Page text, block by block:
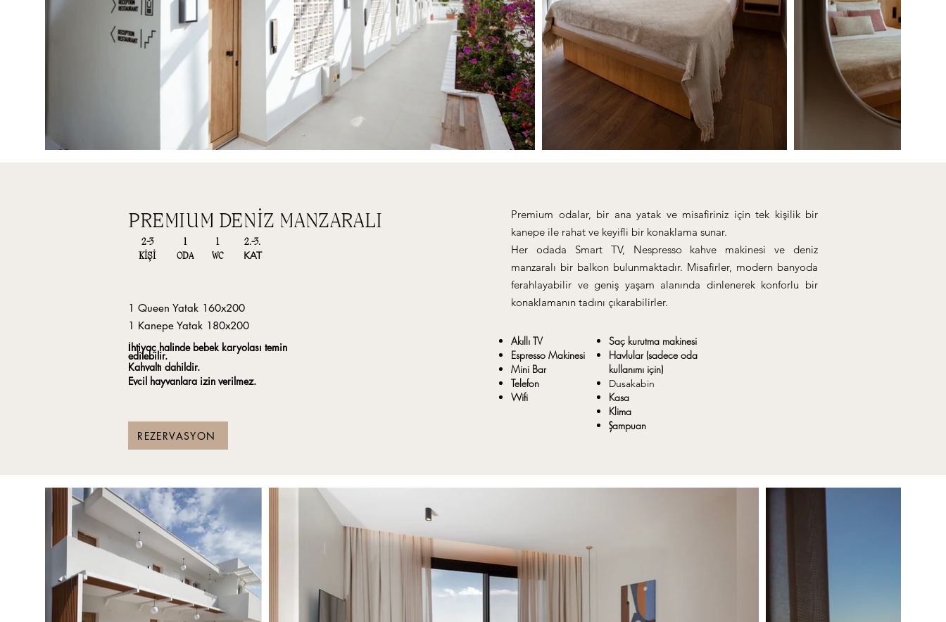
PREMIUM DENİZ MANZARALI
2-3
KİŞİ
1
ODA
1
WC
2.-3.
KAT
1 Queen Yatak 160x200
1 Kanepe Yatak 180x200
İhtiyaç halinde bebek karyolası temin
edilebilir.
Kahvaltı dahildir.
Evcil hayvanlara izin verilmez.
REZERVASYON
Premium odalar, bir ana yatak ve misafiriniz için tek kişilik bir
kanepe ile rahat ve keyifli bir konaklama sunar.
Her odada Smart TV, Nespresso kahve makinesi ve deniz
manzaralı bir balkon bulunmaktadır. Misafirler, modern banyoda
ferahlayabilir ve geniş yaşam alanında dinlenerek konforlu bir
konaklamanın tadını çıkarabilirler.
Saç kurutma makinesi
Havlular (sadece oda
kullanımı için)
Dusakabin
Kasa
Klima
Şampuan
Akıllı TV
Espresso Makinesi
Mini Bar
Telefon
Wifi